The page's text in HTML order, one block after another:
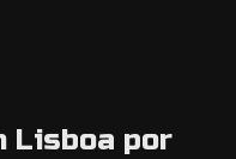
Lisboa por